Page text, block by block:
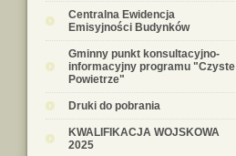
Centralna Ewidencja
Emisyjności Budynków
Gminny punkt konsultacyjno-
informacyjny programu "Czyste
Powietrze"
Druki do pobrania
KWALIFIKACJA WOJSKOWA
2025